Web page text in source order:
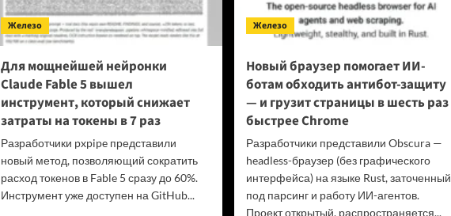
Железо
Для мощнейшей нейронки
Claude Fable 5 вышел
инструмент, который снижает
затраты на токены в 7 раз
Разработчики pxpipe представили
новый метод, позволяющий сократить
расход токенов в Fable 5 сразу до 60%.
Инструмент уже доступен на GitHub...
Железо
Новый браузер помогает ИИ-
ботам обходить антибот-защиту
— и грузит страницы в шесть раз
быстрее Chrome
Разработчики представили Obscura —
headless-браузер (без графического
интерфейса) на языке Rust, заточенный
под парсинг и работу ИИ-агентов.
Проект открытый, распространяется...